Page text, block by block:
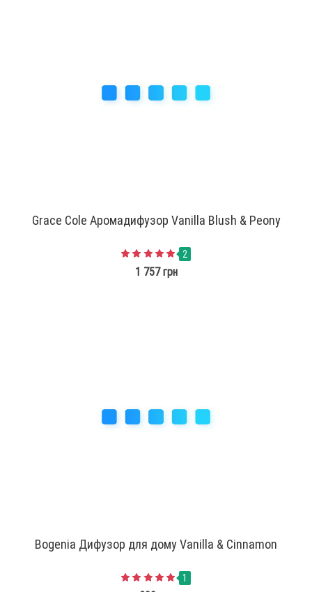
Grace Cole Аромадифузор Vanilla Blush & Peony
2
1 757 грн
Bogenia Дифузор для дому Vanilla & Cinnamon
1